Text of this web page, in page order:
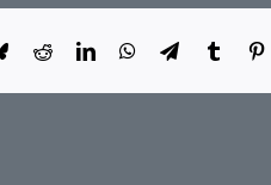
BlueskyRedditLinkedInWhatsApp
TelegramTumblr